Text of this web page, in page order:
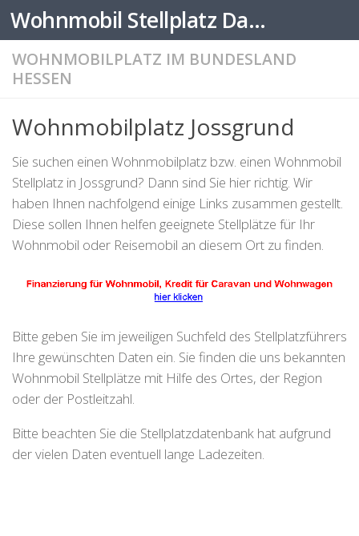
Zum Inhalt springen Wohnmobil Stellplatz Datenbank
WOHNMOBILPLATZ IM BUNDESLAND
HESSEN
Wohnmobilplatz Jossgrund
Sie suchen einen Wohnmobilplatz bzw. einen Wohnmobil
Stellplatz in Jossgrund? Dann sind Sie hier richtig. Wir
haben Ihnen nachfolgend einige Links zusammen gestellt.
Diese sollen Ihnen helfen geeignete Stellplätze für Ihr
Wohnmobil oder Reisemobil an diesem Ort zu finden.
Bitte geben Sie im jeweiligen Suchfeld des Stellplatzführers
Ihre gewünschten Daten ein. Sie finden die uns bekannten
Wohnmobil Stellplätze mit Hilfe des Ortes, der Region
oder der Postleitzahl.
Bitte beachten Sie die Stellplatzdatenbank hat aufgrund
der vielen Daten eventuell lange Ladezeiten.